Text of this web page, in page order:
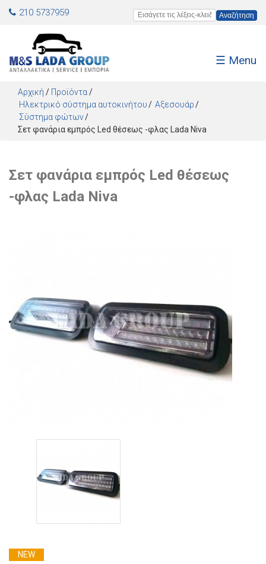
Jump to navigation
210 5737959 Εισάγετε τις λέξεις-κλειδιά
☰ Menu
Αρχική / Προϊόντα /
Ηλεκτρικό σύστημα αυτοκινήτου
Αξεσουάρ
Σύστημα φώτων
Σετ φανάρια εμπρός Led θέσεως -φλας Lada Niva
Σετ φανάρια εμπρός Led θέσεως
-φλας Lada Niva
NEW